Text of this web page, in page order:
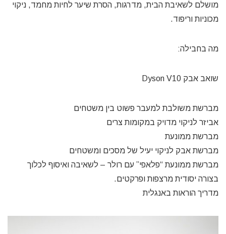
מושלם לשאיבת הבית, מדרגות, הסרת שיער לחיות מחמד, ניקוי
מכוניות וריפוד.
מה בחבילה:
שואב אבק Dyson V10
מברשת משולבת למעבר פשוט בין משטחים
אביזר לניקוי מדויק במקומות צרים
מברשת ממונעת
מברשת אבק לניקוי יעיל של מסכים ומשטחים
מברשת ממונעת “פלאפי” עם רולר – לשאיבה ואיסוף לכלוך
בצורה יסודית מרצפות ופרקטים.
מדריך הוראות באנגלית